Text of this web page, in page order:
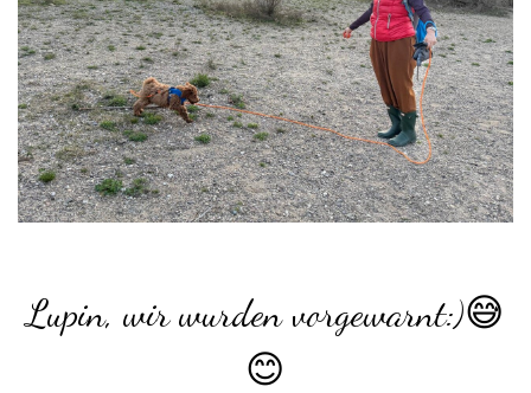
Lupin, wir wurden vorgewarnt:)😅
😊